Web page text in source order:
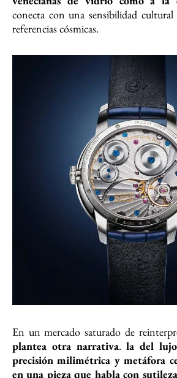
conecta con una sensibilidad
referencias cósmicas.
En un mercado saturado de
plantea otra narrativa. la del
precisión milimétrica y metáfora
en una pieza que habla con